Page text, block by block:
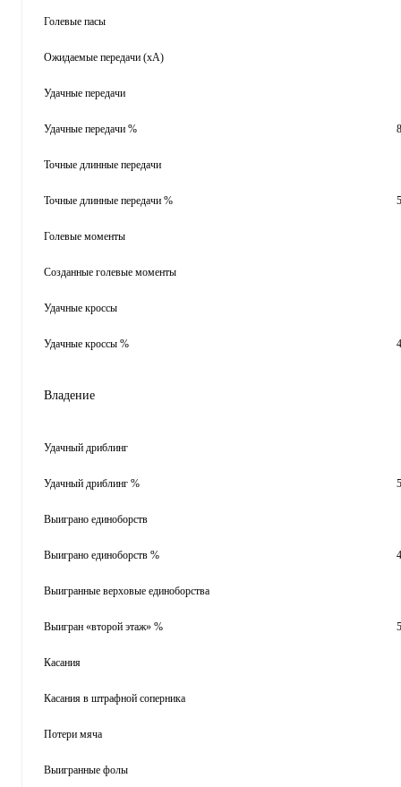
Голевые пасы
Ожидаемые передачи (xA)
Удачные передачи
Удачные передачи %
Точные длинные передачи
Точные длинные передачи %
Голевые моменты
Созданные голевые моменты
Удачные кроссы
Удачные кроссы %
Владение
Удачный дриблинг
Удачный дриблинг %
Выиграно единоборств
Выиграно единоборств %
Выигранные верховые единоборства
Выигран «второй этаж» %
Касания
Касания в штрафной соперника
Потери мяча
Выигранные фолы